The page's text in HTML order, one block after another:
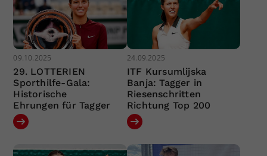
09.10.2025
29. LOTTERIEN
Sporthilfe-Gala:
Historische
Ehrungen für Tagger
24.09.2025
ITF Kursumlijska
Banja: Tagger in
Riesenschritten
Richtung Top 200